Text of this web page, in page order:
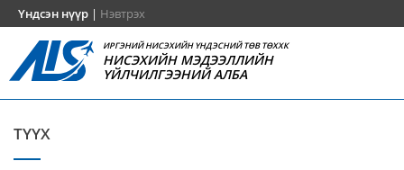
Үндсэн нүүр | Нэвтрэх
ИРГЭНИЙ НИСЭХИЙН ҮНДЭСНИЙ ТӨВ ТӨХХК
НИСЭХИЙН МЭДЭЭЛЛИЙН
ҮЙЛЧИЛГЭЭНИЙ АЛБА
ТҮҮХ